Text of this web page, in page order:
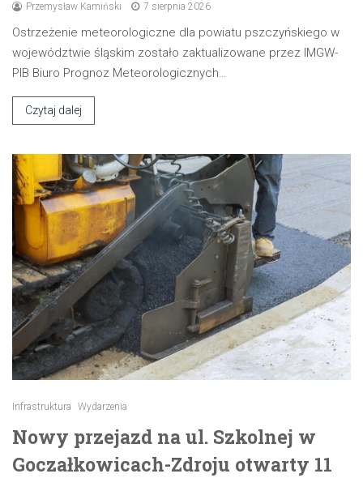
Przemysław Kamiński 7 sierpnia 2026
Ostrzeżenie meteorologiczne dla powiatu pszczyńskiego w
województwie śląskim zostało zaktualizowane przez IMGW-
PIB Biuro Prognoz Meteorologicznych…
Czytaj dalej
Infrastruktura Wydarzenia
Nowy przejazd na ul. Szkolnej w
Goczałkowicach-Zdroju otwarty 11